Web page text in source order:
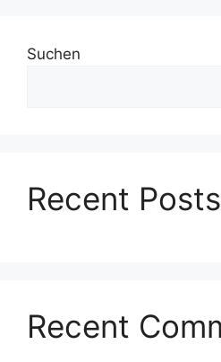
Suchen
Recent Posts
Recent